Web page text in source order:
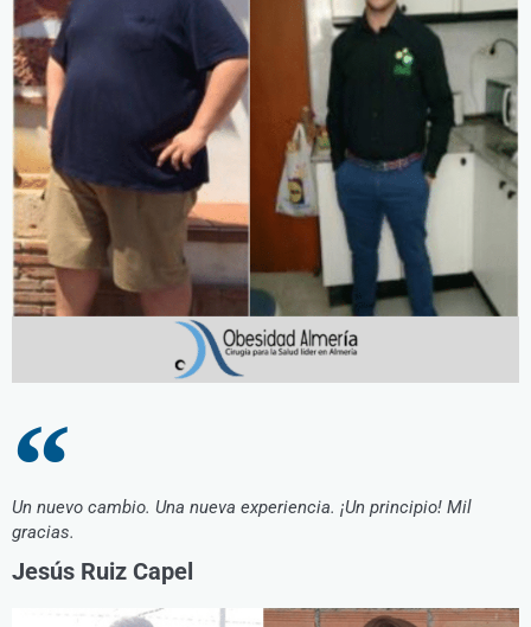
Un nuevo cambio. Una nueva experiencia. ¡Un principio! Mil
gracias.
Jesús Ruiz Capel